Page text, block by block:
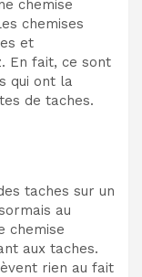
chemise
chemises
et
En fait, ce sont
qui ont la
de taches.
taches sur un
au
chemise
aux taches.
rien au fait